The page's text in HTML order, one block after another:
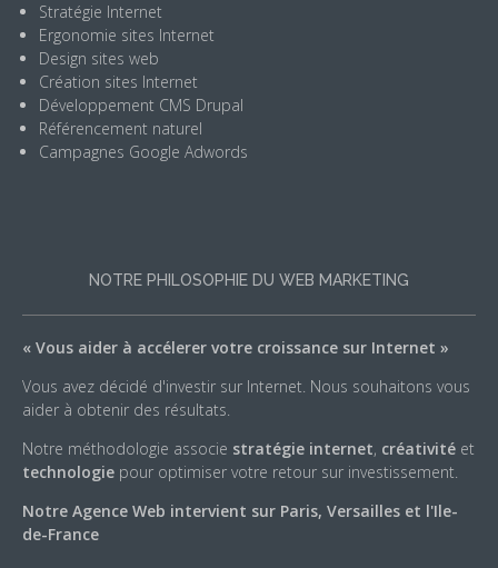
Stratégie Internet
Ergonomie sites Internet
Design sites web
Création sites Internet
Développement CMS Drupal
Référencement naturel
Campagnes Google Adwords
NOTRE PHILOSOPHIE DU WEB MARKETING
« Vous aider à accélerer votre croissance sur Internet »
Vous avez décidé d'investir sur Internet. Nous souhaitons vous
aider à obtenir des résultats.
Notre méthodologie associe stratégie internet, créativité et
technologie pour optimiser votre retour sur investissement.
Notre Agence Web intervient sur Paris, Versailles et l'Ile-
de-France